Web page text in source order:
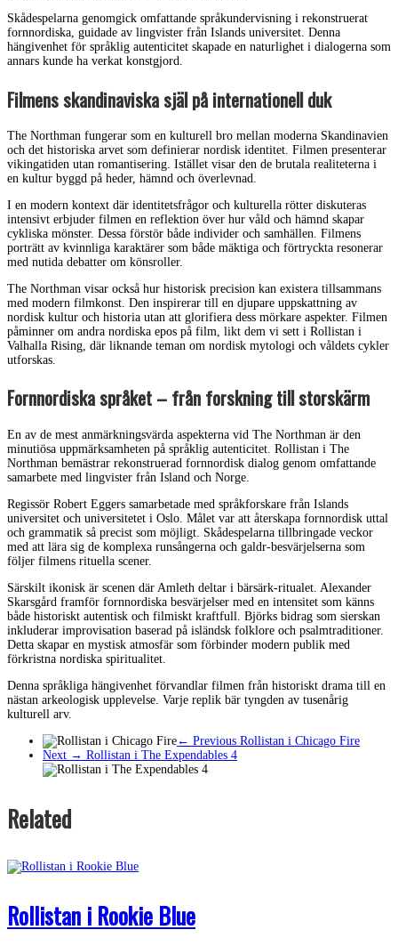
Skådespelarna genomgick omfattande språkundervisning i rekonstruerat
fornnordiska, guidade av lingvister från Islands universitet. Denna
hängivenhet för språklig autenticitet skapade en naturlighet i dialogerna som
annars kunde ha verkat konstgjord.
Filmens skandinaviska själ på internationell duk
The Northman fungerar som en kulturell bro mellan moderna Skandinavien
och det historiska arvet som definierar nordisk identitet. Filmen presenterar
vikingatiden utan romantisering. Istället visar den de brutala realiteterna i
en kultur byggd på heder, hämnd och överlevnad.
I en modern kontext där identitetsfrågor och kulturella rötter diskuteras
intensivt erbjuder filmen en reflektion över hur våld och hämnd skapar
cykliska mönster. Dessa förstör både individer och samhällen. Filmens
porträtt av kvinnliga karaktärer som både mäktiga och förtryckta resonerar
med nutida debatter om könsroller.
The Northman visar också hur historisk precision kan existera tillsammans
med modern filmkonst. Den inspirerar till en djupare uppskattning av
nordisk kultur och historia utan att glorifiera dess mörkare aspekter. Filmen
påminner om andra nordiska epos på film, likt dem vi sett i Rollistan i
Valhalla Rising, där liknande teman om nordisk mytologi och våldets cykler
utforskas.
Fornnordiska språket – från forskning till storskärm
En av de mest anmärkningsvärda aspekterna vid The Northman är den
minutiösa uppmärksamheten på språklig autenticitet. Rollistan i The
Northman bemästrar rekonstruerad fornnordisk dialog genom omfattande
samarbete med lingvister från Island och Norge.
Regissör Robert Eggers samarbetade med språkforskare från Islands
universitet och universitetet i Oslo. Målet var att återskapa fornnordisk uttal
och grammatik så precist som möjligt. Skådespelarna tillbringade veckor
med att lära sig de komplexa runsångerna och galdr-besvärjelserna som
följer filmens rituella scener.
Särskilt ikonisk är scenen där Amleth deltar i bärsärk-ritualet. Alexander
Skarsgård framför fornnordiska besvärjelser med en intensitet som känns
både historiskt autentisk och filmiskt kraftfull. Björks bidrag som sierskan
inkluderar improvisation baserad på isländsk folklore och psalmtraditioner.
Detta skapar en mystisk atmosfär som förbinder modern publik med
förkristna nordiska spiritualitet.
Denna språkliga hängivenhet förvandlar filmen från historiskt drama till en
nästan arkeologisk upplevelse. Varje replik bär tyngden av tusenårig
kulturell arv.
← Previous Rollistan i Chicago Fire
Next → Rollistan i The Expendables 4
Related
Rollistan i Rookie Blue